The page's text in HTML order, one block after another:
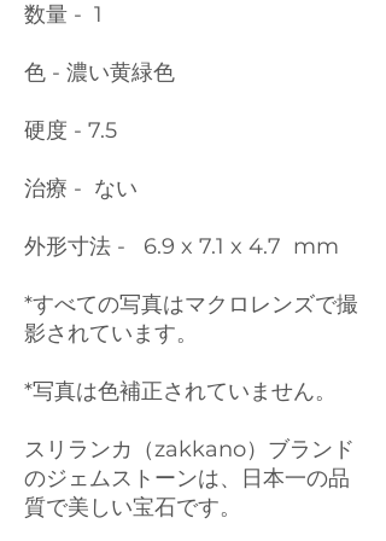
数量 - 1
色 - 濃い黄緑色
硬度 - 7.5
治療 - ない
外形寸法 - 6.9 x 7.1 x 4.7 mm
*すべての写真はマクロレンズで撮
影されています。
*写真は色補正されていません。
スリランカ（zakkano）ブランド
のジェムストーンは、日本一の品
質で美しい宝石です。